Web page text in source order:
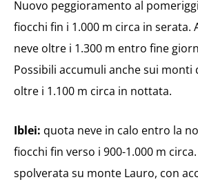
Nuovo peggioramento al
fiocchi fin i 1.000 m circa in serata.
neve oltre i 1.300 m entro fine
Possibili accumuli anche sui monti
oltre i 1.100 m circa in nottata.
Iblei: quota neve in calo entro la
fiocchi fin verso i 900-1.000 m
spolverata su monte Lauro, con